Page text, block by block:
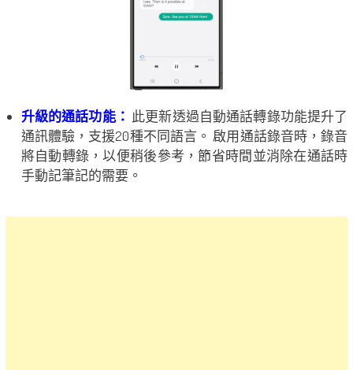
升級的通話功能： 此更新透過自動通話轉錄功能提升了
通訊體驗，支援20種不同語言。 啟用通話錄音時，錄音
將自動轉錄，以便稍後參考，節省時間並消除在通話時
手動記筆記的需要。